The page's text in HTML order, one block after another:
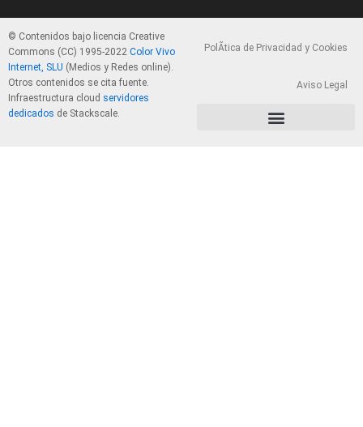
© Contenidos bajo licencia Creative
Commons (CC) 1995-2022 Color Vivo
Internet, SLU (Medios y Redes online).
Otros contenidos se cita fuente.
Infraestructura cloud servidores
dedicados de Stackscale.
PolÃ­tica de Privacidad y Cookies
Aviso Legal